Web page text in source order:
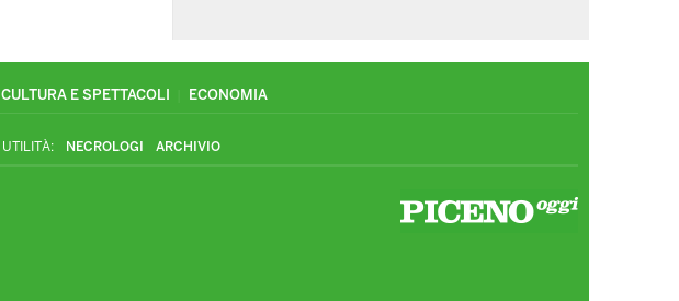
CULTURA E SPETTACOLI ECONOMIA
UTILITÀ: NECROLOGI ARCHIVIO